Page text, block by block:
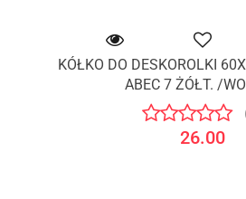
KÓŁKO DO DESKOROLKI
ABEC 7 ŻÓŁT. /
26.00